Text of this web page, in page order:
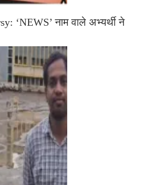
‘NEWS’ नाम वाले अभ्यर्थी ने